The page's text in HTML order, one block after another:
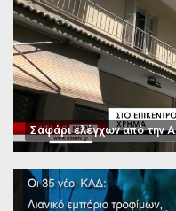
Σαφάρι ελέγχων από την